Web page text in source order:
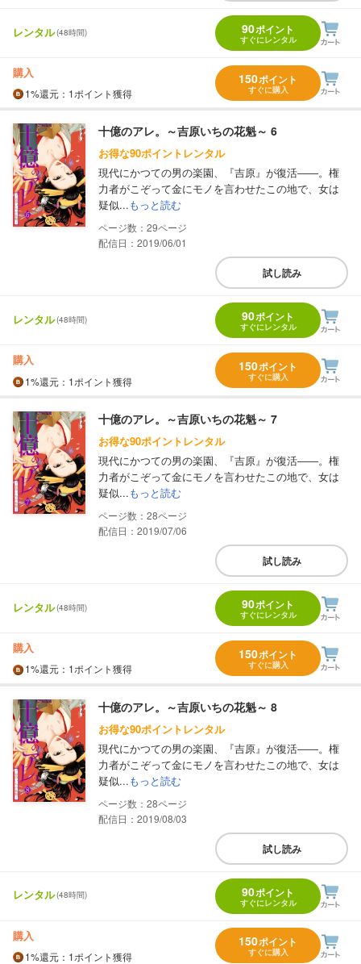
レンタル(48時間) 90ポイント
すぐにレンタル
購入
1%還元 ：1ポイント獲得
150ポイント
すぐに購入
十億のアレ。～吉原いちの花魁～ 6
お得な90ポイントレンタル
現代にかつての男の楽園、『吉原』が復活――。権
力者がこぞって金にモノを言わせたこの地で、女は
疑似...もっと読む
29
配信日：2019/06/01
試し読み
レンタル(48時間) 90ポイント
すぐにレンタル
購入
1%還元 ：1ポイント獲得
150ポイント
すぐに購入
十億のアレ。～吉原いちの花魁～ 7
お得な90ポイントレンタル
現代にかつての男の楽園、『吉原』が復活――。権
力者がこぞって金にモノを言わせたこの地で、女は
疑似...もっと読む
28
配信日：2019/07/06
試し読み
レンタル(48時間) 90ポイント
すぐにレンタル
購入
1%還元 ：1ポイント獲得
150ポイント
すぐに購入
十億のアレ。～吉原いちの花魁～ 8
お得な90ポイントレンタル
現代にかつての男の楽園、『吉原』が復活――。権
力者がこぞって金にモノを言わせたこの地で、女は
疑似...もっと読む
28
配信日：2019/08/03
試し読み
レンタル(48時間) 90ポイント
すぐにレンタル
購入
1%還元 ：1ポイント獲得
150ポイント
すぐに購入